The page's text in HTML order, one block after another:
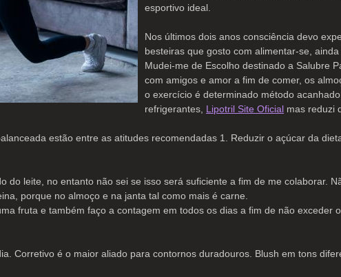
esportivo ideal.
Nos últimos dois anos consciência devo
besteiras que gosto com alimentar-se,
Mudei-me de Escolho destinado a Salubre
com amigos e amor a fim de comer, os
o exercício é determinado método
refrigerantes, Lipotril Site Oficial mas reduzi
estão entre as atitudes recomendadas 1. Reduzir o açúcar da
do leite, no entanto não sei se isso será suficiente a fim de me colaborar.
porque no almoço e na janta tal como mais é carne.
fruta e também faço a contagem em todos os dias a fim de não
Corretivo é o maior aliado para contornos duradouros. Blush em tons